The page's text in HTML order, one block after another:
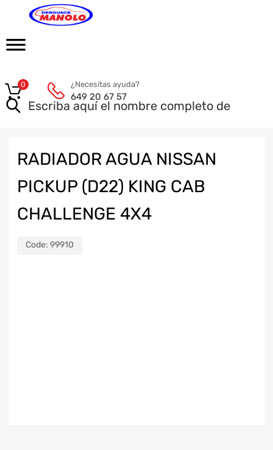
¿Necesitas ayuda?
649 20 67 57
0
RADIADOR AGUA NISSAN
PICKUP (D22) KING CAB
CHALLENGE 4X4
Code: 99910